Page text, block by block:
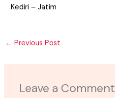
Kediri – Jatim
← Previous Post
Leave a Comment